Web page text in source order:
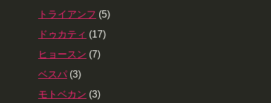
トライアンフ (5)
ドゥカティ (17)
ヒョースン (7)
ベスパ (3)
モトベカン (3)